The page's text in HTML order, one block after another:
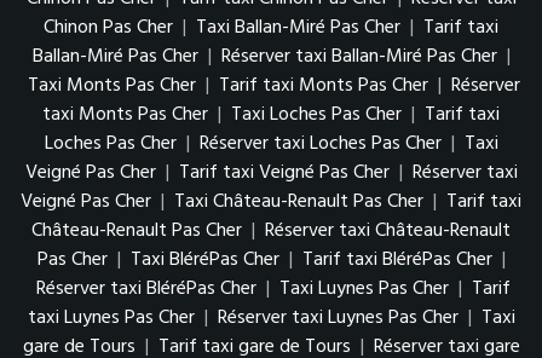
Chinon Pas Cher | Taxi Ballan-Miré Pas Cher | Tarif taxi
Ballan-Miré Pas Cher | Réserver taxi Ballan-Miré Pas Cher |
Taxi Monts Pas Cher | Tarif taxi Monts Pas Cher | Réserver
taxi Monts Pas Cher | Taxi Loches Pas Cher | Tarif taxi
Loches Pas Cher | Réserver taxi Loches Pas Cher | Taxi
Veigné Pas Cher | Tarif taxi Veigné Pas Cher | Réserver taxi
Veigné Pas Cher | Taxi Château-Renault Pas Cher | Tarif taxi
Château-Renault Pas Cher | Réserver taxi Château-Renault
Pas Cher | Taxi BléréPas Cher | Tarif taxi BléréPas Cher |
Réserver taxi BléréPas Cher | Taxi Luynes Pas Cher | Tarif
taxi Luynes Pas Cher | Réserver taxi Luynes Pas Cher | Taxi
gare de Tours | Tarif taxi gare de Tours | Réserver taxi gare